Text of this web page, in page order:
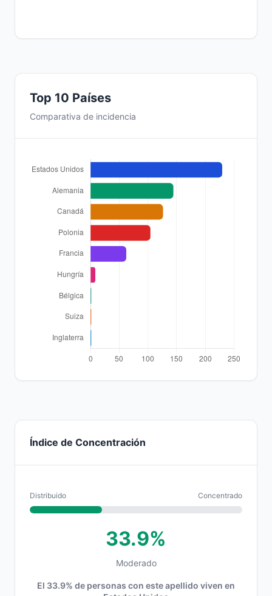
Top 10 Países
Comparativa de incidencia
Índice de Concentración
Distribuido Concentrado
33.9%
Moderado
El 33.9% de personas con este apellido viven en